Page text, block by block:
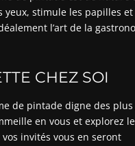
yeux, stimule les papilles
l’art de la
CHEZ SOI
de pintade digne des
en vous et explorez
invités vous en seront